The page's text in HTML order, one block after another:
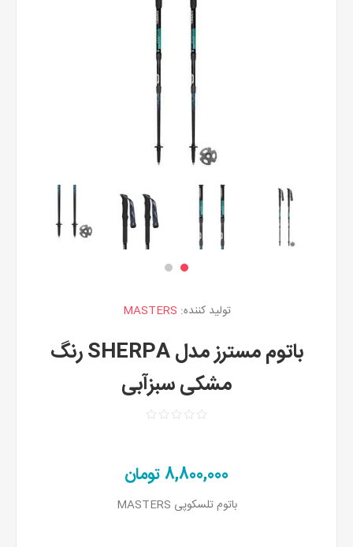
تولید کننده: MASTERS
باتوم مسترز مدل SHERPA رنگ
مشکی سبزآبی
8,800,000 تومان
باتوم تلسکوپی MASTERS